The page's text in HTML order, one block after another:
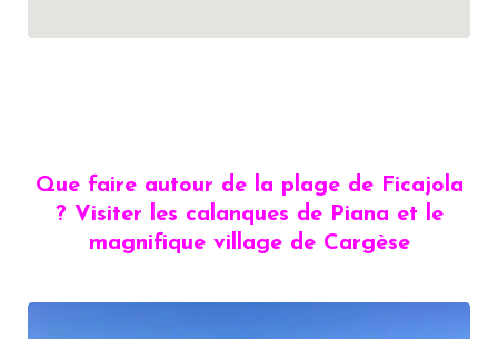
Que faire autour de la plage de Ficajola
? Visiter les calanques de Piana et le
magnifique village de Cargèse